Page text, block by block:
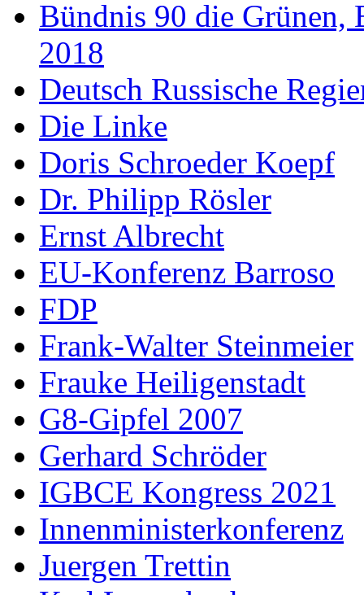
Bündnis 90 die Grünen,
2018
Deutsch Russische
Die Linke
Doris Schroeder Koepf
Dr. Philipp Rösler
Ernst Albrecht
EU-Konferenz Barroso
FDP
Frank-Walter Steinmeier
Frauke Heiligenstadt
G8-Gipfel 2007
Gerhard Schröder
IGBCE Kongress 2021
Innenministerkonferenz
Juergen Trettin